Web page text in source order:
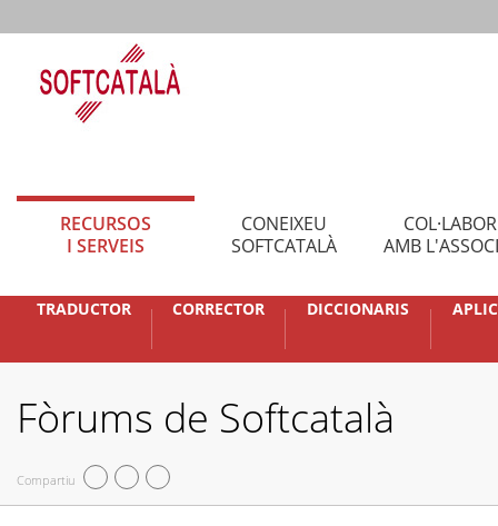
RECURSOS
I SERVEIS
CONEIXEU
SOFTCATALÀ
AMB
TRADUCTOR CORRECTOR DICCIONARIS
Fòrums de Softcatalà
Compartiu